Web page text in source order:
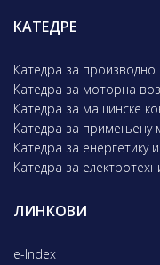
КАТЕДРЕ
Катедра за
Катедра за моторна
Катедра за машинске
Катедра за примењену
Катедра за енергетику
Катедра за
ЛИНКОВИ
e-Index